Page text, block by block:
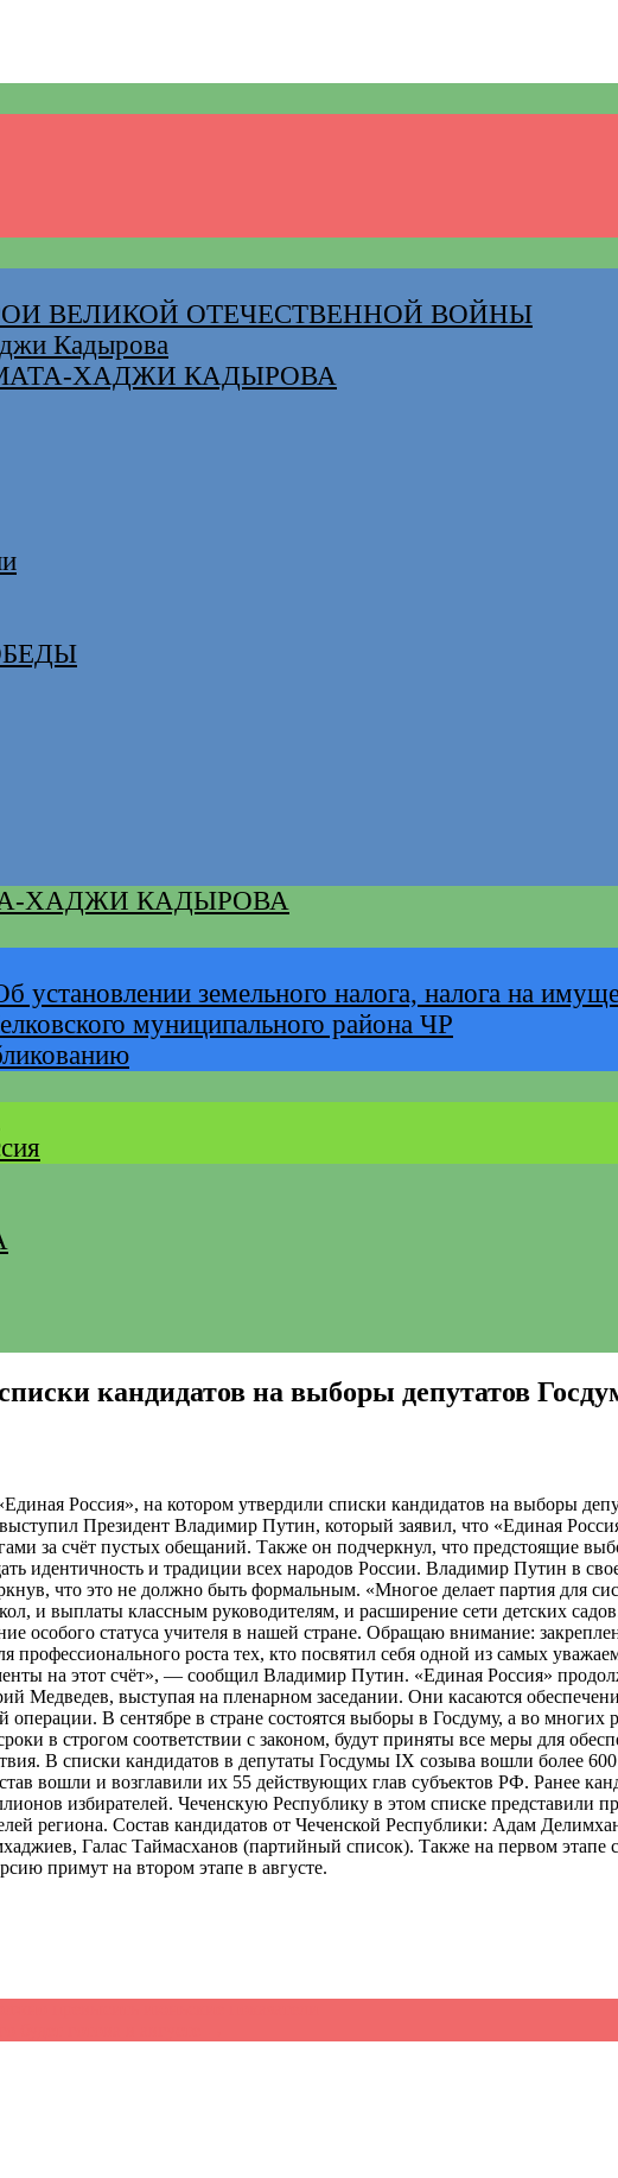
ВЕЛИКОЙ ОТЕЧЕСТВЕННОЙ ВОЙНЫ
Кадырова
ХАДЖИ КАДЫРОВА
ХАДЖИ КАДЫРОВА
установлении земельного налога, налога на
муниципального района ЧР
кандидатов на выборы депутатов
Россия», на котором утвердили списки кандидатов на выборы
Президент Владимир Путин, который заявил, что «Единая
за счёт пустых обещаний. Также он подчеркнул, что предстоящие
идентичность и традиции всех народов России. Владимир Путин в
что это не должно быть формальным. «Многое делает партия для
и выплаты классным руководителям, и расширение сети детских
особого статуса учителя в нашей стране. Обращаю внимание:
профессионального роста тех, кто посвятил себя одной из самых
на этот счёт», — сообщил Владимир Путин. «Единая Россия»
Медведев, выступая на пленарном заседании. Они касаются
операции. В сентябре в стране состоятся выборы в Госдуму, а во
в строгом соответствии с законом, будут приняты все меры для
В списки кандидатов в депутаты Госдумы IX созыва вошли более
вошли и возглавили их 55 действующих глав субъектов РФ. Ранее
избирателей. Чеченскую Республику в этом списке представили
региона. Состав кандидатов от Чеченской Республики: Адам
Галас Таймасханов (партийный список). Также на первом этапе
примут на втором этапе в августе.